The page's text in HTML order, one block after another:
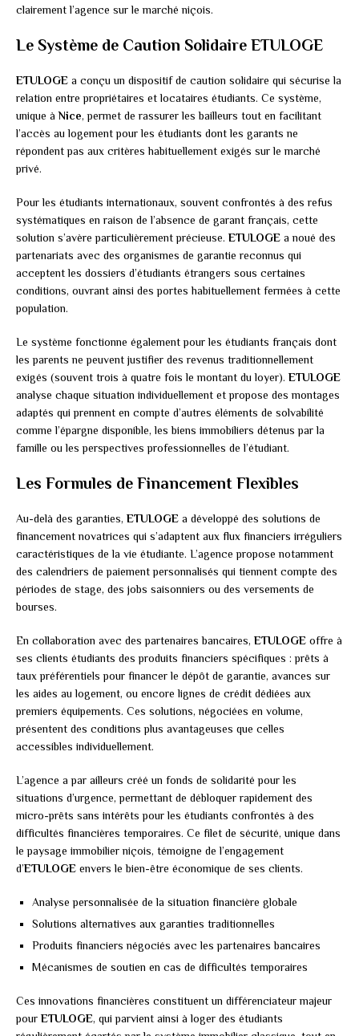
clairement l’agence sur le marché niçois.
Le Système de Caution Solidaire ETULOGE
ETULOGE a conçu un dispositif de caution solidaire qui sécurise la
relation entre propriétaires et locataires étudiants. Ce système,
unique àNice, permet de rassurer les bailleurs tout en facilitant
l’accès au logement pour les étudiants dont les garants ne
répondent pas aux critères habituellement exigés sur le marché
privé.
Pour les étudiants internationaux, souvent confrontés à des refus
systématiques en raison de l’absence de garant français, cette
solution s’avère particulièrement précieuse. ETULOGE a noué des
partenariats avec des organismes de garantie reconnus qui
acceptent les dossiers d’étudiants étrangers sous certaines
conditions, ouvrant ainsi des portes habituellement fermées à cette
population.
Le système fonctionne également pour les étudiants français dont
les parents ne peuvent justifier des revenus traditionnellement
exigés (souvent trois à quatre fois le montant du loyer). ETULOGE
analyse chaque situation individuellement et propose des montages
adaptés qui prennent en compte d’autres éléments de solvabilité
comme l’épargne disponible, les biens immobiliers détenus par la
famille ou les perspectives professionnelles de l’étudiant.
Les Formules de Financement Flexibles
Au-delà des garanties, ETULOGE a développé des solutions de
financement novatrices qui s’adaptent aux flux financiers irréguliers
caractéristiques de la vie étudiante. L’agence propose notamment
des calendriers de paiement personnalisés qui tiennent compte des
périodes de stage, des jobs saisonniers ou des versements de
bourses.
En collaboration avec des partenaires bancaires, ETULOGE offre à
ses clients étudiants des produits financiers spécifiques : prêts à
taux préférentiels pour financer le dépôt de garantie, avances sur
les aides au logement, ou encore lignes de crédit dédiées aux
premiers équipements. Ces solutions, négociées en volume,
présentent des conditions plus avantageuses que celles
accessibles individuellement.
L’agence a par ailleurs créé un fonds de solidarité pour les
situations d’urgence, permettant de débloquer rapidement des
micro-prêts sans intérêts pour les étudiants confrontés à des
difficultés financières temporaires. Ce filet de sécurité, unique dans
le paysage immobilier niçois, témoigne de l’engagement
d’ETULOGE envers le bien-être économique de ses clients.
Analyse personnalisée de la situation financière globale
Solutions alternatives aux garanties traditionnelles
Produits financiers négociés avec les partenaires bancaires
Mécanismes de soutien en cas de difficultés temporaires
Ces innovations financières constituent un différenciateur majeur
pour ETULOGE, qui parvient ainsi à loger des étudiants